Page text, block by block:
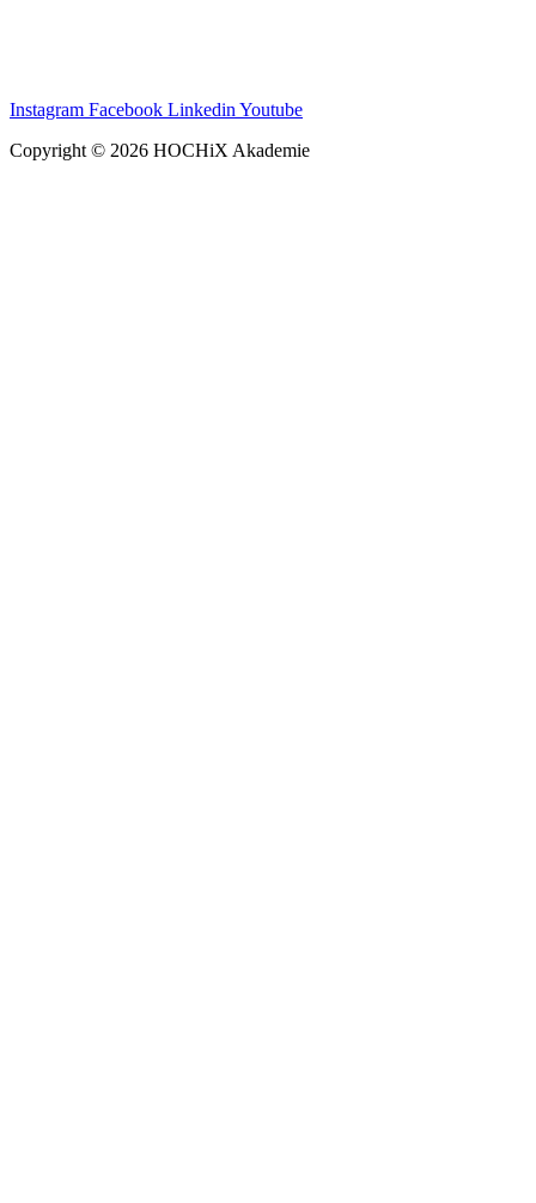
Instagram Facebook Linkedin Youtube
Copyright © 2026 HOCHiX Akademie